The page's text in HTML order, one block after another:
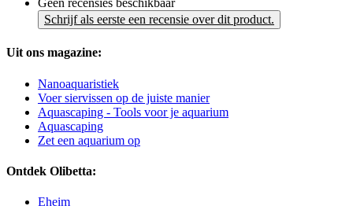
Geen recensies beschikbaar
Schrijf als eerste een recensie over dit product.
Uit ons magazine:
Nanoaquaristiek
Voer siervissen op de juiste manier
Aquascaping - Tools voor je aquarium
Aquascaping
Zet een aquarium op
Ontdek Olibetta:
Eheim